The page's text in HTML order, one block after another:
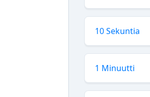
10 Sekuntia
1 Minuutti